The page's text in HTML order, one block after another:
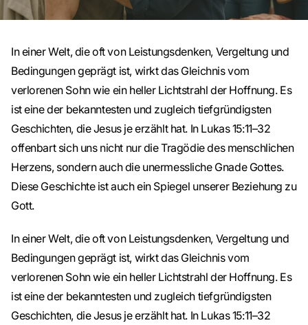
In einer Welt, die oft von Leistungsdenken, Vergeltung und
Bedingungen geprägt ist, wirkt das Gleichnis vom
verlorenen Sohn wie ein heller Lichtstrahl der Hoffnung. Es
ist eine der bekanntesten und zugleich tiefgründigsten
Geschichten, die Jesus je erzählt hat. In Lukas 15:11–32
offenbart sich uns nicht nur die Tragödie des menschlichen
Herzens, sondern auch die unermessliche Gnade Gottes.
Diese Geschichte ist auch ein Spiegel unserer Beziehung zu
Gott.
In einer Welt, die oft von Leistungsdenken, Vergeltung und
Bedingungen geprägt ist, wirkt das Gleichnis vom
verlorenen Sohn wie ein heller Lichtstrahl der Hoffnung. Es
ist eine der bekanntesten und zugleich tiefgründigsten
Geschichten, die Jesus je erzählt hat. In Lukas 15:11–32